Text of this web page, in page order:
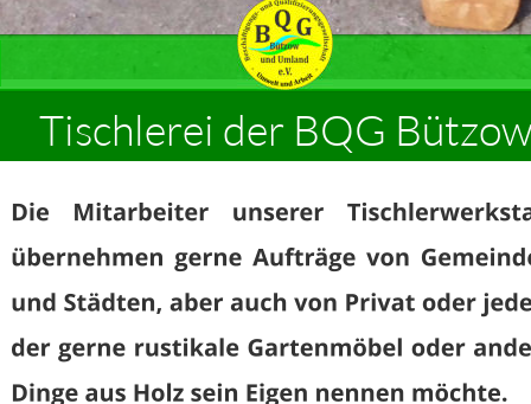
Tischlerei der BQG